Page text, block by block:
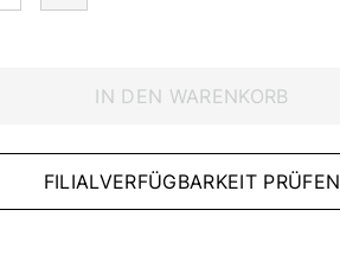
IN DEN WARENKORB
FILIALVERFÜGBARKEIT PRÜFEN